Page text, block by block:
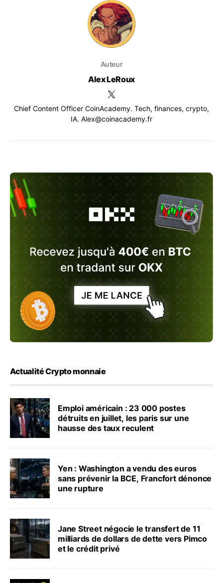
Auteur
Alex LeRoux
Chief Content Officer CoinAcademy. Tech, finances, crypto,
IA. Alex@coinacademy.fr
Actualité Crypto monnaie
Emploi américain : 23 000 postes
détruits en juillet, les paris sur une
hausse des taux reculent
Yen : Washington a vendu des euros
sans prévenir la BCE, Francfort dénonce
une rupture
Jane Street négocie le transfert de 11
milliards de dollars de dette vers Pimco
et le crédit privé